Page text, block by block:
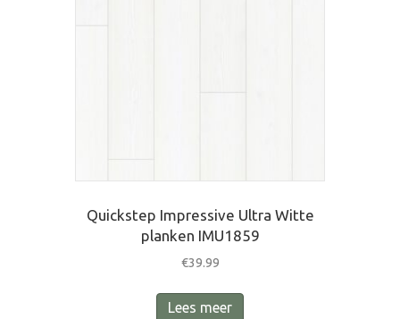
Quickstep Impressive Ultra Witte
planken IMU1859
€39.99
Lees meer